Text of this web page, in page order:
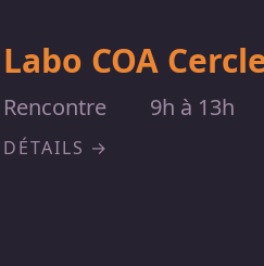
Labo COA
Rencontre 9h à 13h
DÉTAILS